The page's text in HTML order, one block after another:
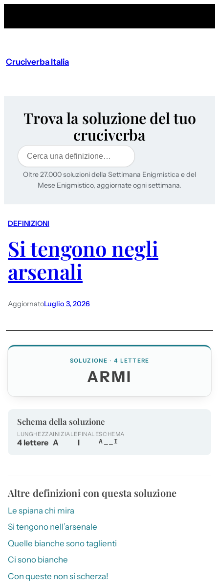
Cruciverba Italia
Trova la soluzione del tuo
cruciverba
Cerca
Oltre 27.000 soluzioni della Settimana Enigmistica e del
Mese Enigmistico, aggiornate ogni settimana.
DEFINIZIONI
Si tengono negli
arsenali
AggiornatoLuglio 3, 2026
SOLUZIONE · 4 LETTERE
ARMI
Schema della soluzione
LUNGHEZZA
4 lettere
INIZIALE
A
FINALE
I
SCHEMA
A__I
Altre definizioni con questa soluzione
Le spiana chi mira
Si tengono nell’arsenale
Quelle bianche sono taglienti
Ci sono bianche
Con queste non si scherza!